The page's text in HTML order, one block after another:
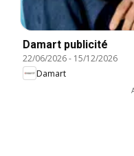
Damart publicité
22/06/2026- 15/12/2026
Damart